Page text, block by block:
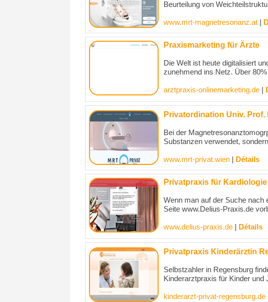
Beurteilung von
www.mrt-magnetresonanz.at
Praxismarketing für Ärzte
Die Welt ist heute digitalisiert
zunehmend ins Netz. Über
arztpraxis-onlinemarketing.de
Privatordination Univ. Prof.
Bei der
Substanzen verwendet,
www.mrt-privat.wien Détails
Privatpraxis für
Wenn man auf der Suche
Seite www.Delius-Praxis.de
www.delius-praxis.de Détails
Privatpraxis Kinderärztin
Selbstzahler in Regensburg
Kinderarztpraxis für Kinder und
kinderarzt-privat-regensburg.de